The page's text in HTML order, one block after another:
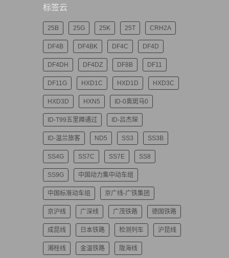
标签云
25B 25G 25K 25T CRH2A
DF4B DF4BK DF4C DF4D
DF4DH DF4DZ DF8B DF11
DF11G HXD1C HXD1D HXD3C
HXD3D HXN5 ID-0奥斑马0
ID-T99五里蹲通过 ID-吕杰琛
ID-温兰旅客 ND5 SS3 SS3B
SS4G SS7C SS7E SS8
SS9G 中国动力集中动车组
中国标准动车组 京广线-广铁集团
京沪线 广深线 广茂铁路 德国铁路
成昆线 日本铁路 检测列车 沪昆线
湘桂线 金温铁路 陇海线